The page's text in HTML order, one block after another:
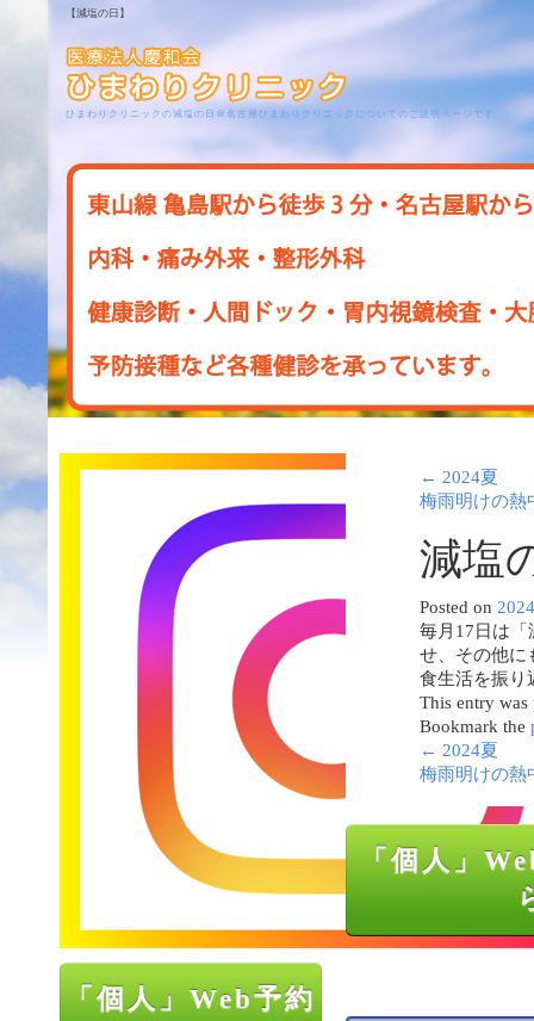
【減塩の日】
ひまわりクリニックの減塩の日＠名古屋ひまわりクリニックについてのご説明ページです
「個人」Web予約
← 2024夏
梅雨明けの熱
減塩
Posted on
毎月17日は「
せ、その他に
食生活を振り
This entry
Bookmark the
← 2024夏
梅雨明けの熱
「個人」